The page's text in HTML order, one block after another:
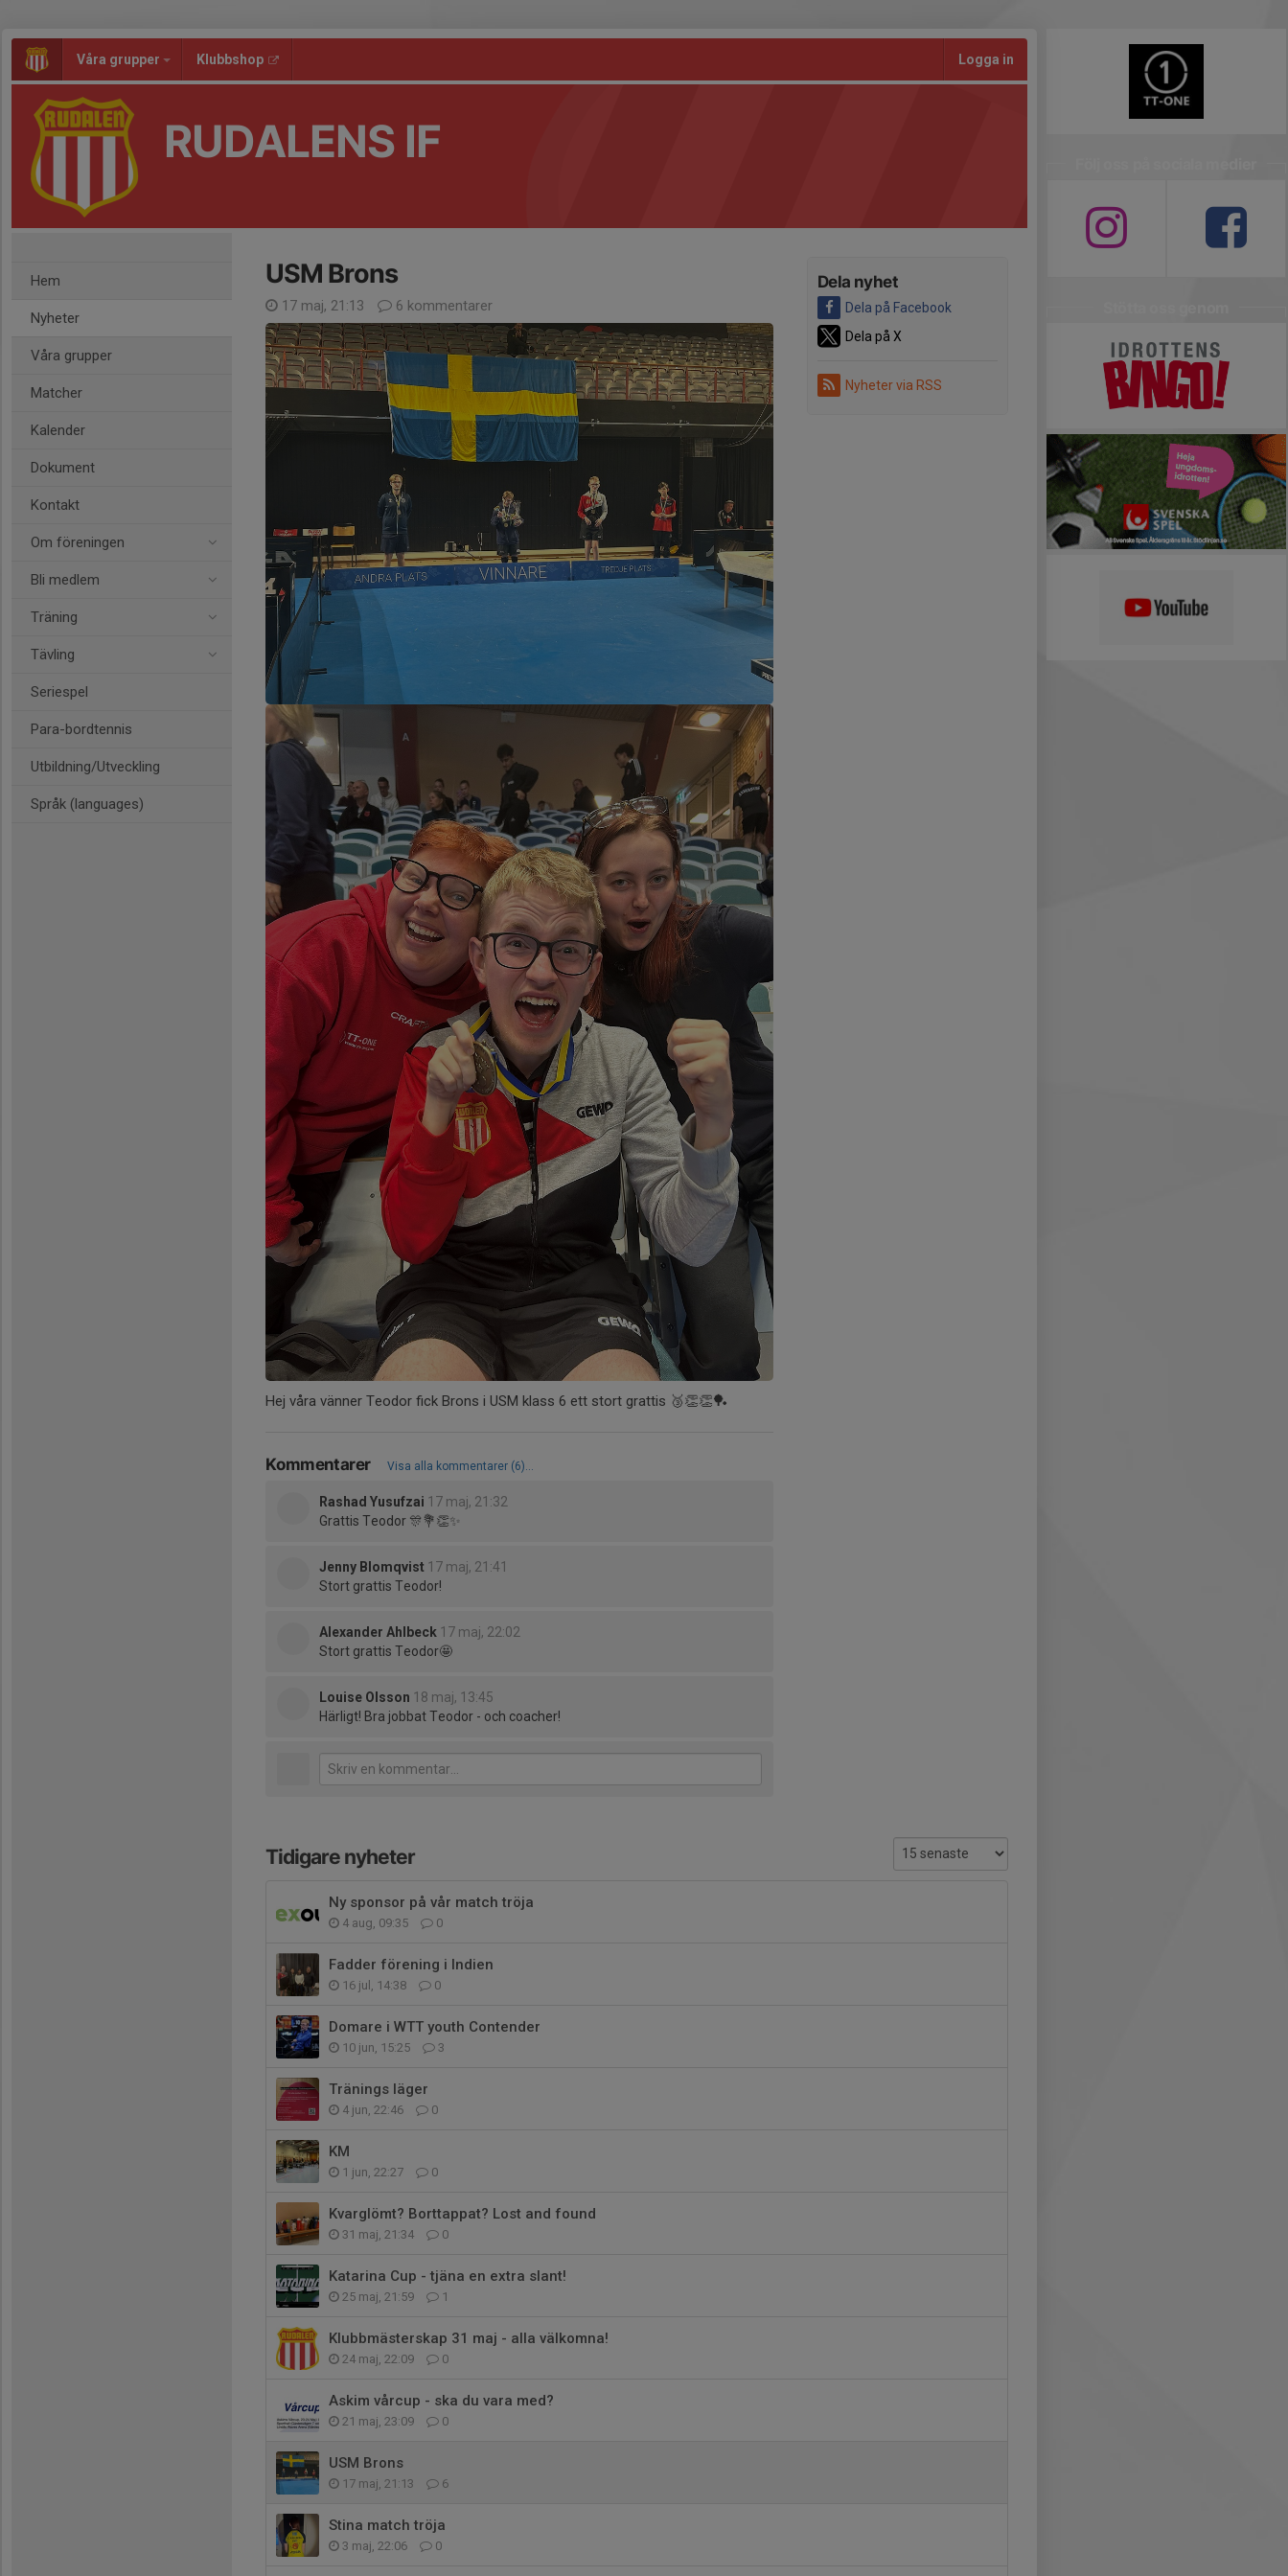
Våra grupper Klubbshop Logga in
RUDALENS IF
Hem
Nyheter
Våra grupper
Matcher
Kalender
Dokument
Kontakt
Om föreningen
Bli medlem
Träning
Tävling
Seriespel
Para-bordtennis
Utbildning/Utveckling
Språk (languages)
Dela nyhet
Dela på Facebook
Dela på X
Nyheter via RSS
USM Brons
17 maj, 21:13 6 kommentarer
Hej våra vänner Teodor fick Brons i USM klass 6 ett stort grattis 🥉👏👏🏓
Kommentarer Visa alla kommentarer (6)...
Rashad Yusufzai 17 maj, 21:32
Grattis Teodor 🎊💐👏✨️
Jenny Blomqvist 17 maj, 21:41
Stort grattis Teodor!
Alexander Ahlbeck 17 maj, 22:02
Stort grattis Teodor🤩
Louise Olsson 18 maj, 13:45
Härligt! Bra jobbat Teodor - och coacher!
Tidigare nyheter
Ny sponsor på vår match tröja
4 aug, 09:35 0
Fadder förening i Indien
16 jul, 14:38 0
Domare i WTT youth Contender
10 jun, 15:25 3
Tränings läger
4 jun, 22:46 0
KM
1 jun, 22:27 0
Kvarglömt? Borttappat? Lost and found
31 maj, 21:34 0
Katarina Cup - tjäna en extra slant!
25 maj, 21:59 1
Klubbmästerskap 31 maj - alla välkomna!
24 maj, 22:09 0
Askim vårcup - ska du vara med?
21 maj, 23:09 0
USM Brons
17 maj, 21:13 6
Stina match tröja
3 maj, 22:06 0